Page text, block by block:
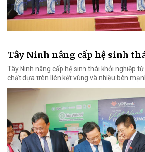
Tây Ninh nâng cấp hệ sinh
Tây Ninh nâng cấp hệ sinh thái khởi nghiệp
chất dựa trên liên kết vùng và nhiều bên